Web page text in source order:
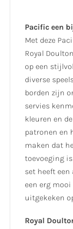
Pacific een
Met deze
Royal
op een
diverse
borden zijn
servies
kleuren en
patronen en
maken dat
toevoeging
set heeft
een erg mooi
uitgekeken
Royal